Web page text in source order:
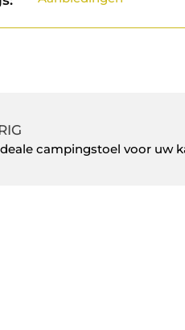
campingstoel voor uw